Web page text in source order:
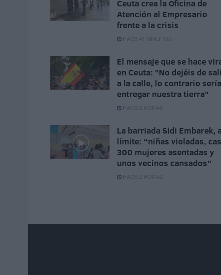
Ceuta crea la Oficina de
Atención al Empresario
frente a la crisis
HACE 41 MINUTOS
El mensaje que se hace
en Ceuta: "No dejéis de
a la calle, lo contrario sería
entregar nuestra tierra"
HACE 2 HORAS
La barriada Sidi Embarek,
límite: “niñas violadas,
300 mujeres asentadas y
unos vecinos cansados”
HACE 2 HORAS